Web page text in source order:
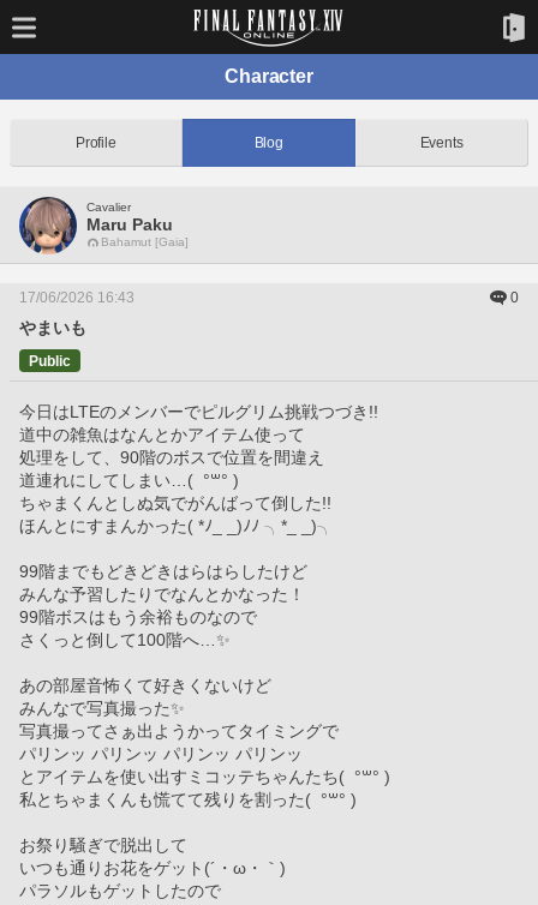
Character
Profile Blog Events
Cavalier
Maru Paku
Bahamut [Gaia]
17/06/2026 16:43 0
やまいも
Public
今日はLTEのメンバーでピルグリム挑戦つづき!!
道中の雑魚はなんとかアイテム使って
処理をして、90階のボスで位置を間違え
道連れにしてしまい…(  °‪꒳​° )
ちゃまくんとしぬ気でがんばって倒した!!
ほんとにすまんかった( *ﾉ_ _)ﾉﾉ ╮*_ _)╮
99階までもどきどきはらはらしたけど
みんな予習したりでなんとかなった！
99階ボスはもう余裕ものなので
さくっと倒して100階へ…✨
あの部屋音怖くて好きくないけど
みんなで写真撮った✨
写真撮ってさぁ出ようかってタイミングで
パリンッ パリンッ パリンッ パリンッ
とアイテムを使い出すミコッテちゃんたち(  °‪꒳​° )
私とちゃまくんも慌てて残りを割った(  °‪꒳​° )
お祭り騒ぎで脱出して
いつも通りお花をゲット(´・ω・｀)
パラソルもゲットしたので